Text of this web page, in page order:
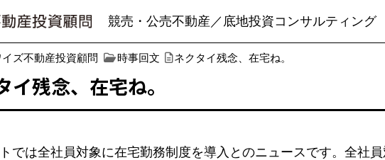
競売・公売不動産／底地投資コンサルティング
ズ不動産投資顧問 時事回文 ネクタイ残念、在宅ね。
イ残念、在宅ね。
では全社員対象に在宅勤務制度を導入とのニュースです。全社